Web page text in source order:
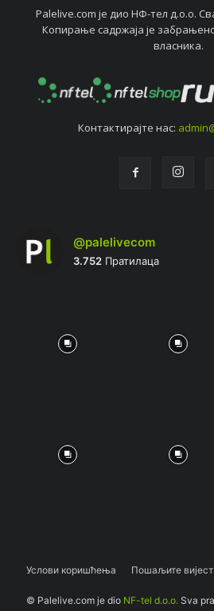
Palelive.com јe дио НФ-тeл д.о.о.
Копирањe садржаја јe
власника.
Контактирајтe нас:
@palelivecom
3.752 Пратилаца
Услови коришћења Пошаљите вијест
© Palelive.com je dio NF-tel d.o.o. Sva